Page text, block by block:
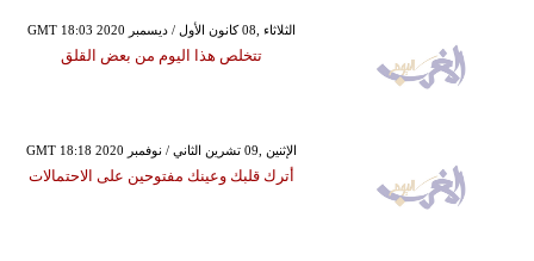
GMT 18:03 2020 الثلاثاء ,08 كانون الأول / ديسمبر
تتخلص هذا اليوم من بعض القلق
GMT 18:18 2020 الإثنين ,09 تشرين الثاني / نوفمبر
أترك قلبك وعينك مفتوحين على الاحتمالات